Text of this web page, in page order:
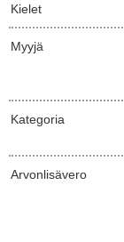
Kielet
Myyjä
Kategoria
Arvonlisävero